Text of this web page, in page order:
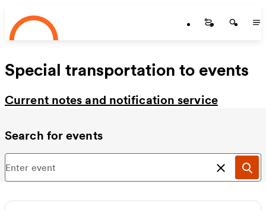
Skip to main content
Startseite
Special transportation to events
Current notes and notification service
Search for events
Search